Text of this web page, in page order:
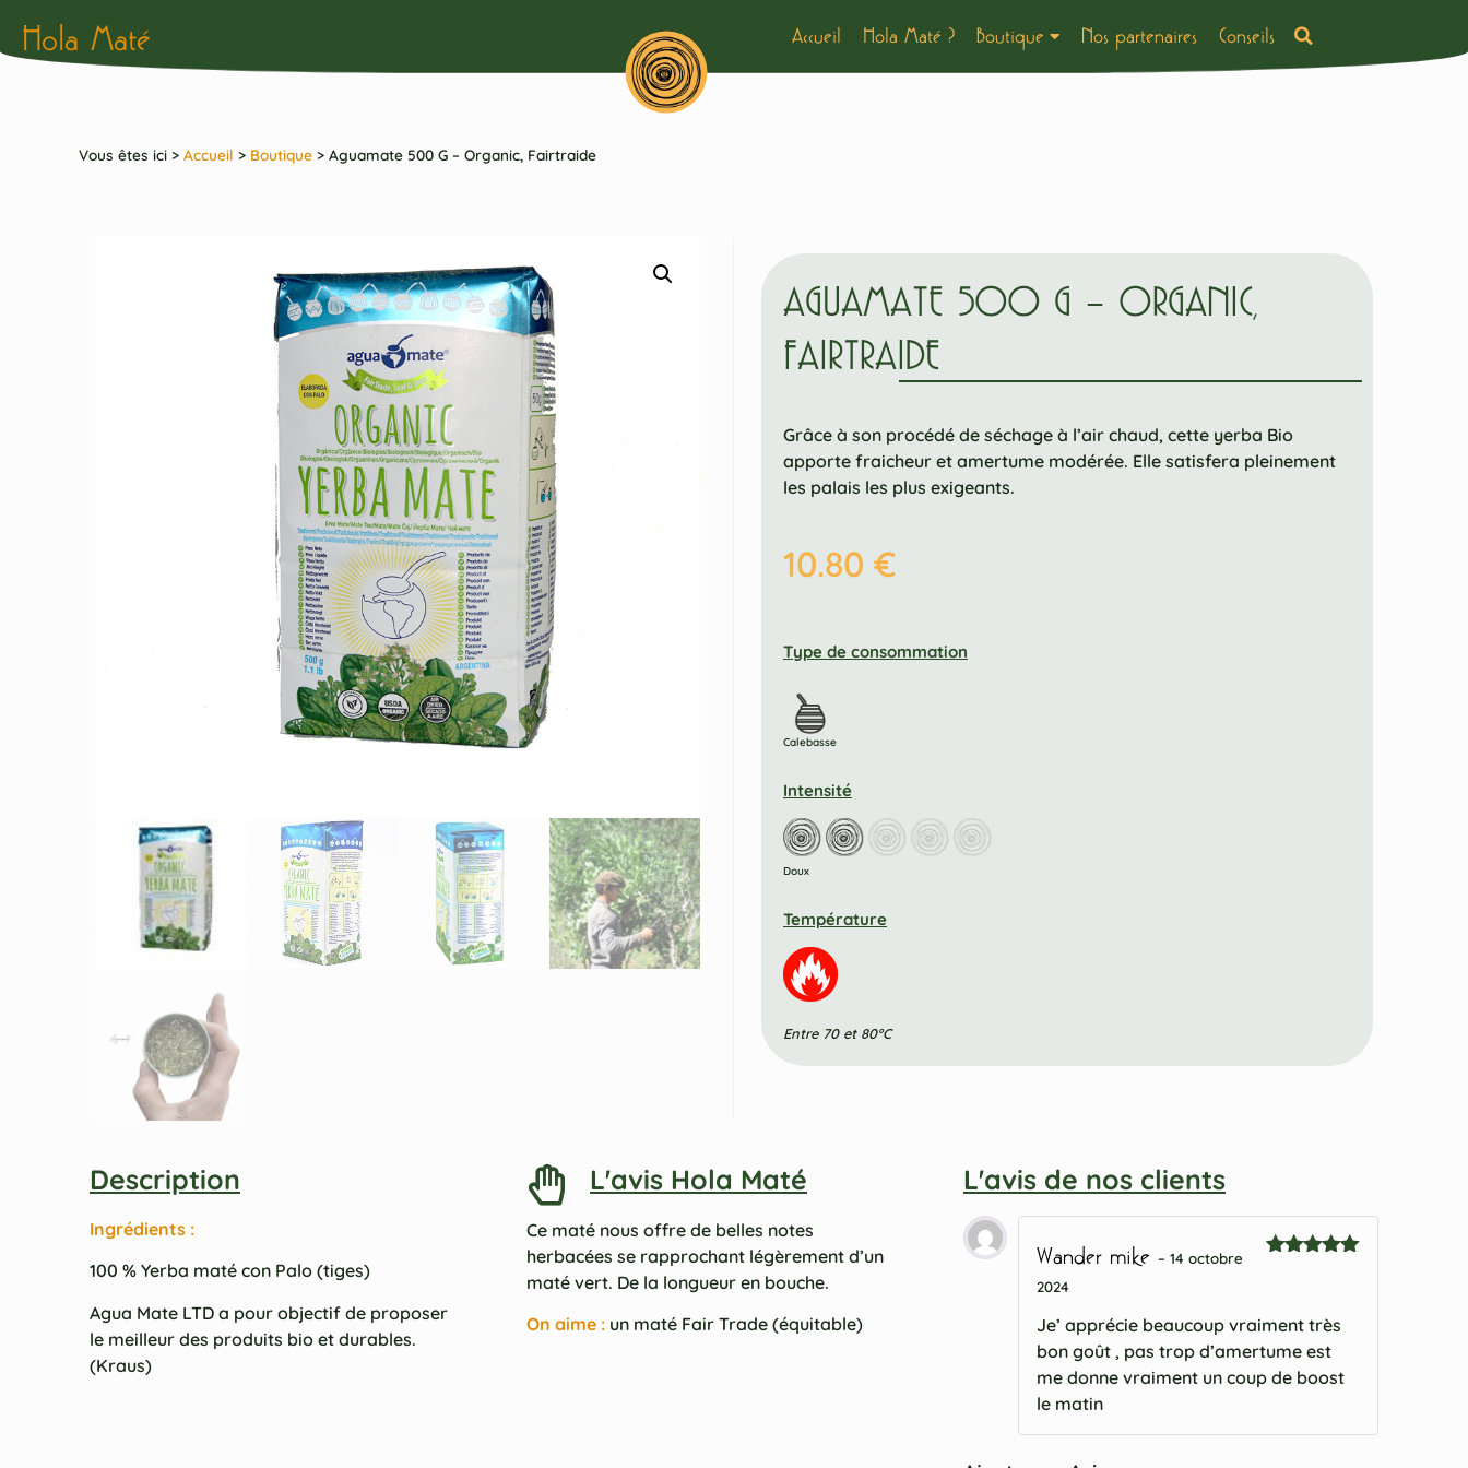
Hola Maté Accueil Hola Maté ? Boutique Nos partenaires Conseils
Vous êtes ici > Accueil > Boutique > Aguamate 500 G – Organic, Fairtraide
AGUAMATE 500 G – ORGANIC,
FAIRTRAIDE
Grâce à son procédé de séchage à l’air chaud, cette yerba Bio
apporte fraicheur et amertume modérée. Elle satisfera pleinement
les palais les plus exigeants.
10.80 €
Type de consommation
Calebasse
Intensité
Doux
Température
Entre 70 et 80°C
Description
Ingrédients :
100 % Yerba maté con Palo (tiges)
Agua Mate LTD a pour objectif de proposer
le meilleur des produits bio et durables.
(Kraus)
L'avis Hola Maté
Ce maté nous offre de belles notes
herbacées se rapprochant légèrement d’un
maté vert. De la longueur en bouche.
On aime :un maté Fair Trade (équitable)
L'avis de nos clients
Wander mike – 14 octobre
2024
Je’ apprécie beaucoup vraiment très
bon goût , pas trop d’amertume est
me donne vraiment un coup de boost
le matin